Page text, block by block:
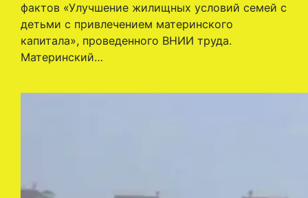
фактов «Улучшение жилищных условий семей с
детьми с привлечением материнского
капитала», проведенного ВНИИ труда.
Материнский…